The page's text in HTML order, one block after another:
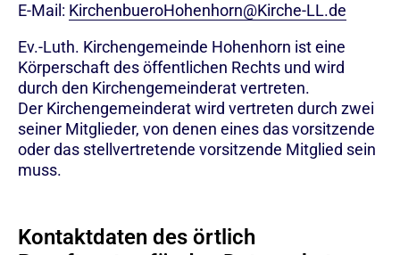
E-Mail: KirchenbueroHohenhorn@Kirche-LL.de
Ev.-Luth. Kirchengemeinde Hohenhorn ist eine
Körperschaft des öffentlichen Rechts und wird
durch den Kirchengemeinderat vertreten.
Der Kirchengemeinderat wird vertreten durch zwei
seiner Mitglieder, von denen eines das vorsitzende
oder das stellvertretende vorsitzende Mitglied sein
muss.
Kontaktdaten des örtlich